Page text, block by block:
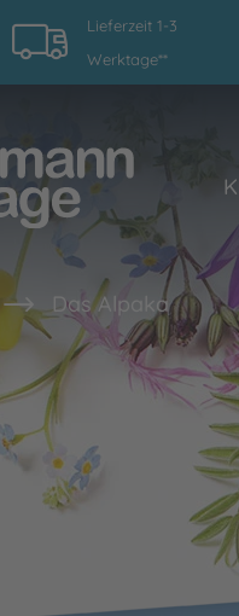
Lieferzeit 1-3
Werktage**
Das Alpaka